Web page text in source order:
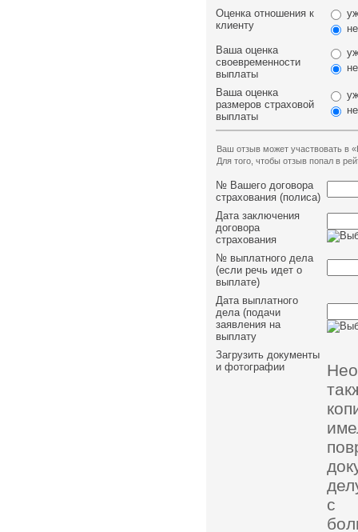
Оценка отношения к
клиенту
Ваша оценка
своевременности
выплаты
Ваша оценка
размеров страховой
выплаты
Ваш отзыв может участвовать в
Для того, чтобы отзыв попал в
№ Вашего договора
страхования (полиса)
Дата заключения
договора
страхования
№ выплатного дела
(если речь идет о
выплате)
Дата выплатного
дела (подачи
заявления на
выплату
Загрузить документы
и фотографии
с